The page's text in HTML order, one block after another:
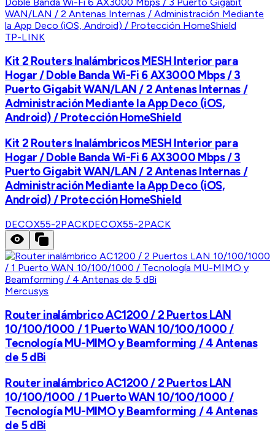
TP-LINK
Kit 2 Routers Inalámbricos MESH Interior para
Hogar / Doble Banda Wi-Fi 6 AX3000 Mbps / 3
Puerto Gigabit WAN/LAN / 2 Antenas Internas /
Administración Mediante la App Deco (iOS,
Android) / Protección HomeShield
Kit 2 Routers Inalámbricos MESH Interior para
Hogar / Doble Banda Wi-Fi 6 AX3000 Mbps / 3
Puerto Gigabit WAN/LAN / 2 Antenas Internas /
Administración Mediante la App Deco (iOS,
Android) / Protección HomeShield
DECOX55-2PACKDECOX55-2PACK
Mercusys
Router inalámbrico AC1200 / 2 Puertos LAN
10/100/1000 / 1 Puerto WAN 10/100/1000 /
Tecnología MU-MIMO y Beamforming / 4 Antenas
de 5 dBi
Router inalámbrico AC1200 / 2 Puertos LAN
10/100/1000 / 1 Puerto WAN 10/100/1000 /
Tecnología MU-MIMO y Beamforming / 4 Antenas
de 5 dBi